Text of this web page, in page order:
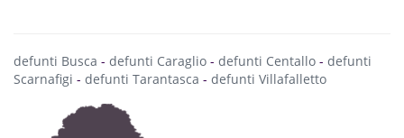
defunti Busca - defunti Caraglio - defunti Centallo - defunti
Scarnafigi - defunti Tarantasca - defunti Villafalletto